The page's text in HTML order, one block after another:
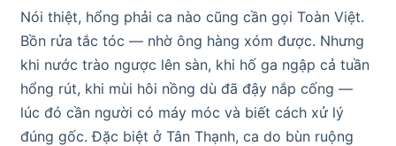
Nói thiệt, hổng phải ca nào cũng cần gọi Toàn Việt.
Bồn rửa tắc tóc — nhờ ông hàng xóm được. Nhưng
khi nước trào ngược lên sàn, khi hố ga ngập cả tuần
hổng rút, khi mùi hôi nồng dù đã đậy nắp cống —
lúc đó cần người có máy móc và biết cách xử lý
đúng gốc. Đặc biệt ở Tân Thạnh, ca do bùn ruộng